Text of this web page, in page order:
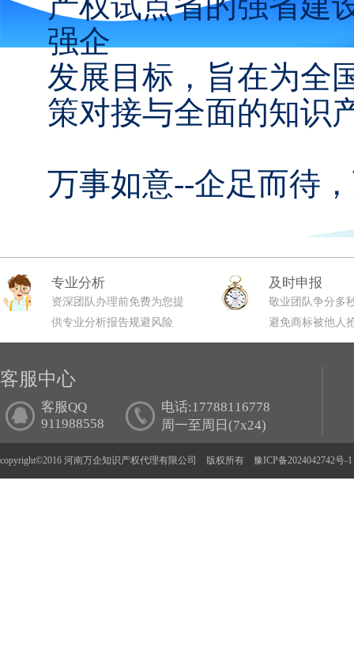
强企
发展目标，旨在为全
策对接与全面的知识
万事如意--企足而待
专业分析
资深团队办理前免费为您提
供专业分析报告规避风险
及时申报
敬业团队争分多
避免商标被他人
客服中心
客服QQ
911988558
电话:17788116778
周一至周日(7x24)
copyright©2016 河南万企知识产权代理有限公司 版权所有 豫ICP备2024042742号-1